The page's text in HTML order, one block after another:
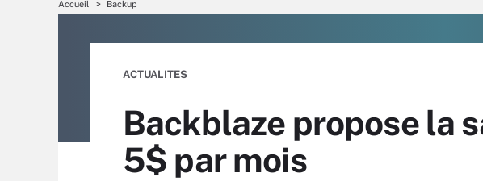
Accueil Backup
ACTUALITES
Backblaze propose la
5$ par mois